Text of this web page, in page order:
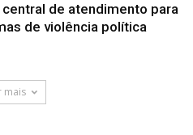
central de atendimento para
de violência política
mais